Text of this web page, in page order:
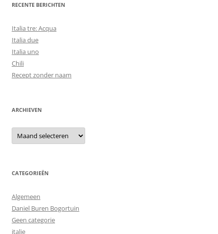
RECENTE BERICHTEN
Italia tre: Acqua
Italia due
Italia uno
Chili
Recept zonder naam
ARCHIEVEN
Archieven
CATEGORIEËN
Algemeen
Daniel Buren Bogortuin
Geen categorie
italie